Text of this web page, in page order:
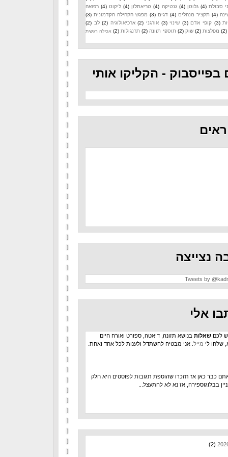
סבולת (4) גלוטן (4) גנטיקה (4) טריאתלון (4) ליקוט (4) רפואה
(4) תקציר מנהלים (4) דגים (3) מפגש הקהילה הקדמונית (3)
(3) קופי אדם (3) שינוי (3) אורגני (2) ארכיאולוגיה (2) לב (2)
(2) מפלצות (2) שוק (2) תוספי תזונה (2) תרנגולות (2) אכילה רגשית
בפייסבוק - הקליקו אותי
נצייצה
Tweets by
אלי
לכם שאלות בנושא תזונה, דיאטה, ספורט ואורח חיים
שלחו לי מייל . אני מבטיח להשתדל ולענות לכל אחד ואחת.
כבר כאן אז תזכרו שהוספת תגובות לפוסטים היא חלק
בבלוגוספירה, אז נא לא להתעצל...
(2)